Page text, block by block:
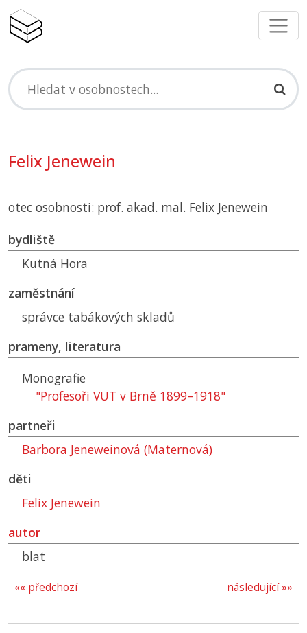
Felix Jenewein
otec osobnosti: prof. akad. mal. Felix Jenewein
bydliště
Kutná Hora
zaměstnání
správce tabákových skladů
prameny, literatura
Monografie
"Profesoři VUT v Brně 1899–1918"
partneři
Barbora Jeneweinová (Maternová)
děti
Felix Jenewein
autor
blat
následující »»
«« předchozí